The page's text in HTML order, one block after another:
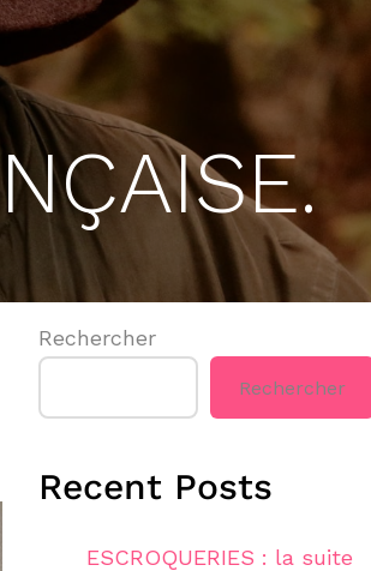
Rechercher
Rechercher
Recent Posts
ESCROQUERIES : la suite